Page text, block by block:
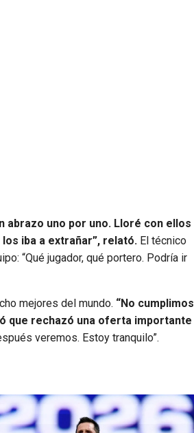
abrazo uno por uno. Lloré con ellos
iba a extrañar”, relató. El técnico
“Qué jugador, qué portero. Podría ir
mejores del mundo. “No cumplimos
que rechazó una oferta importante
veremos. Estoy tranquilo”.